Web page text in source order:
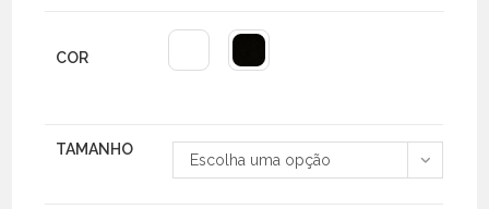
COR
TAMANHO
Escolha uma opção